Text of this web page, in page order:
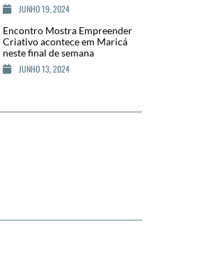
JUNHO 19, 2024
Encontro Mostra Empreender
Criativo acontece em Maricá
neste final de semana
JUNHO 13, 2024